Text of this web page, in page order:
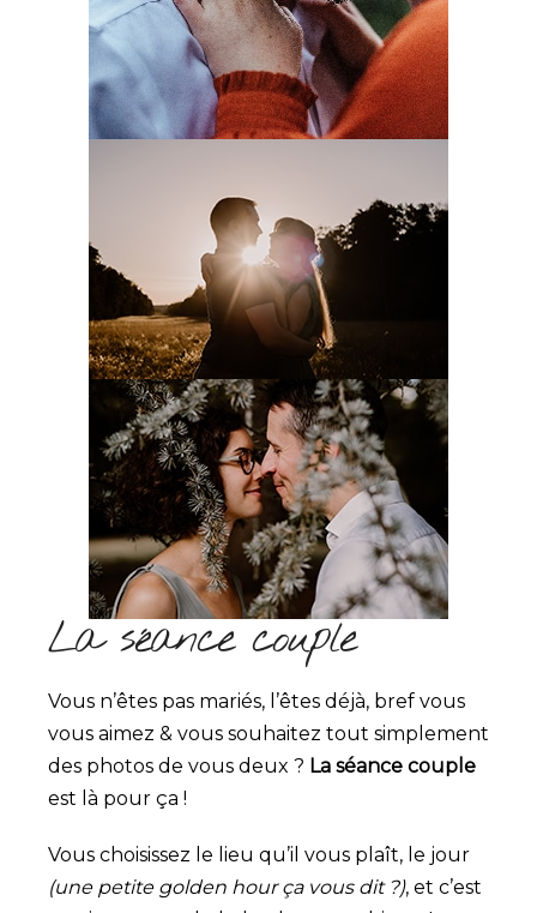
La séance couple
Vous n’êtes pas mariés, l’êtes déjà, bref vous
vous aimez & vous souhaitez tout simplement
des photos de vous deux ? La séance couple
est là pour ça !
Vous choisissez le lieu qu’il vous plaît, le jour
(une petite golden hour ça vous dit ?), et c’est